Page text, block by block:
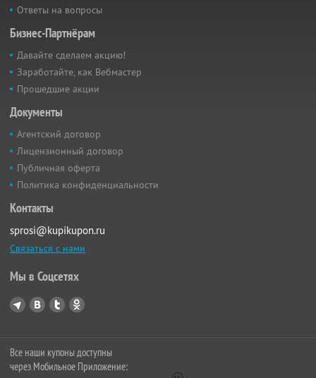
Ответы на вопросы
Бизнес-Партнёрам
Давайте сделаем акцию!
Заработайте, как Вебмастер
Прошедшие акции
Документы
Агентский договор
Лицензионный договор
Публичная оферта
Политика конфиденциальности
Контакты
sprosi@kupikupon.ru
Связаться с нами
Мы в Соцсетях
Все наши купоны доступны
через Мобильное Приложение: